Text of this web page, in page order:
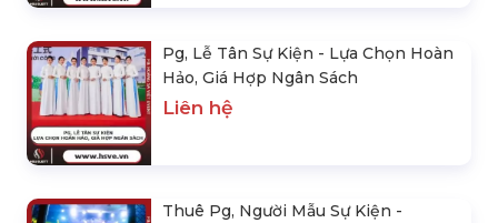
Pg, Lễ Tân Sự Kiện - Lựa Chọn Hoàn
Hảo, Giá Hợp Ngân Sách
Liên hệ
Thuê Pg, Người Mẫu Sự Kiện -